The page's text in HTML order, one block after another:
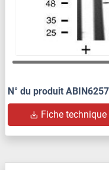
N° du produit
Fiche technique